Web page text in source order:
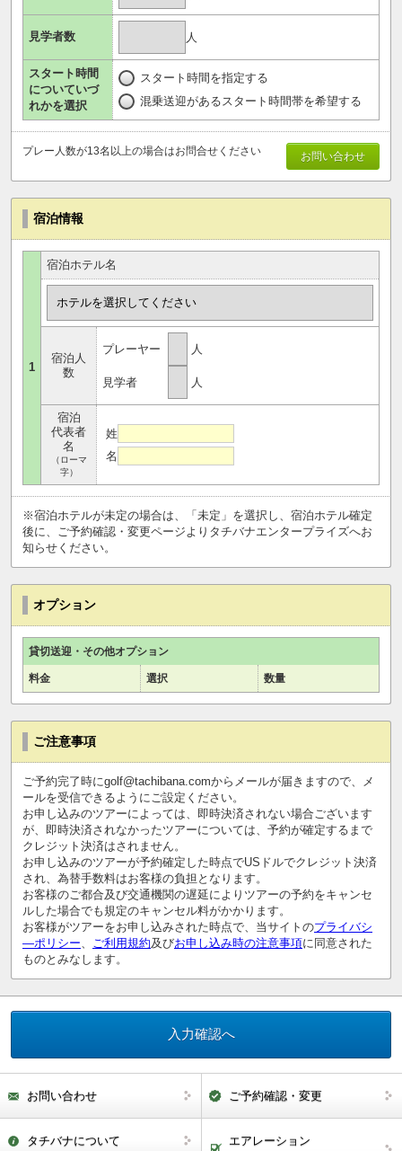
見学者数 人
スタート時間
についていづ
れかを選択
スタート時間を指定する
混乗送迎があるスタート時間帯を希望する
お問い合わせ
プレー人数が13名以上の場合はお問合せください
宿泊情報
1
宿泊ホテル名
宿泊人
数
プレーヤー 人
見学者 人
宿泊
代表者
名
（ローマ
字）
姓
名
※宿泊ホテルが未定の場合は、「未定」を選択し、宿泊ホテル確定
後に、ご予約確認・変更ページよりタチバナエンタープライズへお
知らせください。
オプション
貸切送迎・その他オプション
料金 選択 数量
ご注意事項
ご予約完了時にgolf@tachibana.comからメールが届きますので、メ
ールを受信できるようにご設定ください。
お申し込みのツアーによっては、即時決済されない場合ございます
が、即時決済されなかったツアーについては、予約が確定するまで
クレジット決済はされません。
お申し込みのツアーが予約確定した時点でUSドルでクレジット決済
され、為替手数料はお客様の負担となります。
お客様のご都合及び交通機関の遅延によりツアーの予約をキャンセ
ルした場合でも規定のキャンセル料がかかります。
お客様がツアーをお申し込みされた時点で、当サイトのプライバシ
―ポリシー
ご利用規約及びお申し込み時の注意事項に同意された
ものとみなします。
お問い合わせ ご予約確認・変更
タチバナについて
エアレーション